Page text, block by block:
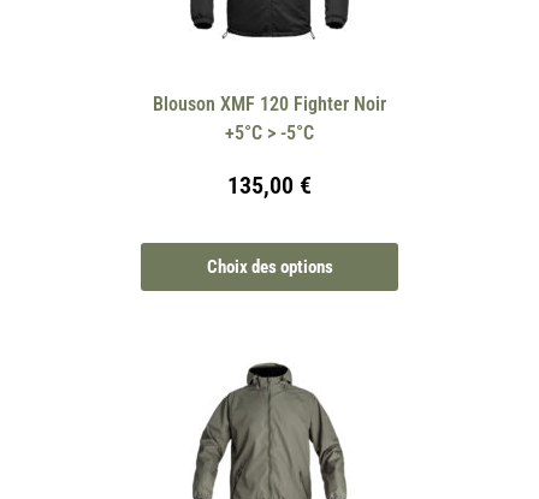
Blouson XMF 120 Fighter Noir
+5°C > -5°C
135,00 €
Choix des options